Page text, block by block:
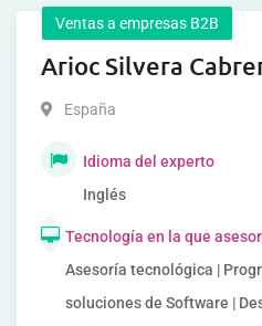
Ventas a empresas B2B
Arioc Silvera
España
Idioma del experto
Inglés
Tecnología en la que
Asesoría tecnológica |
soluciones de Software |